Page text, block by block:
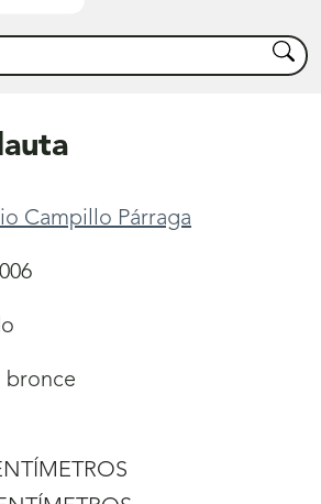
Buscar
Campillo Párraga
bronce